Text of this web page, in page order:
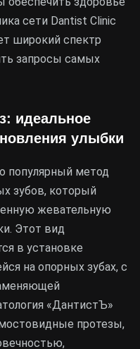
сети Dantist Clinic
широкий спектр
запросы самых
идеальное
улыбки
популярный метод
зубов, который
жевательную
Этот вид
в установке
на опорных зубах, с
«ДантистЪ»
протезы,